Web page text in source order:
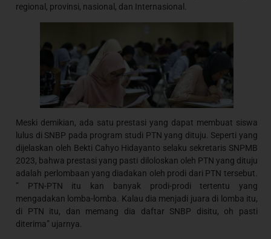
regional, provinsi, nasional, dan Internasional.
Meski demikian, ada satu prestasi yang dapat membuat siswa
lulus di SNBP pada program studi PTN yang dituju. Seperti yang
dijelaskan oleh Bekti Cahyo Hidayanto selaku sekretaris SNPMB
2023, bahwa prestasi yang pasti diloloskan oleh PTN yang dituju
adalah perlombaan yang diadakan oleh prodi dari PTN tersebut.
” PTN-PTN itu kan banyak prodi-prodi tertentu yang
mengadakan lomba-lomba. Kalau dia menjadi juara di lomba itu,
di PTN itu, dan memang dia daftar SNBP disitu, oh pasti
diterima” ujarnya.